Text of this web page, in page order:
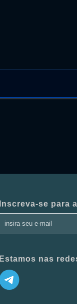
Inscreva-se para
Estamos nas